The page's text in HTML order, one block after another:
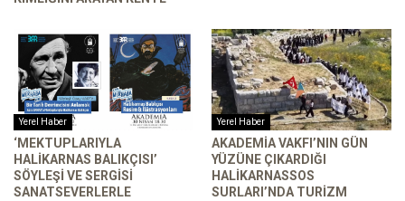
Yerel Haber
‘MEKTUPLARIYLA
HALIKARNAS BALIKÇISI’
SÖYLEŞI VE SERGISI
SANATSEVERLERLE
Yerel Haber
AKADEMIA VAKFI’NIN GÜN
YÜZÜNE ÇIKARDIĞI
HALIKARNASSOS
SURLARI’NDA TURIZM